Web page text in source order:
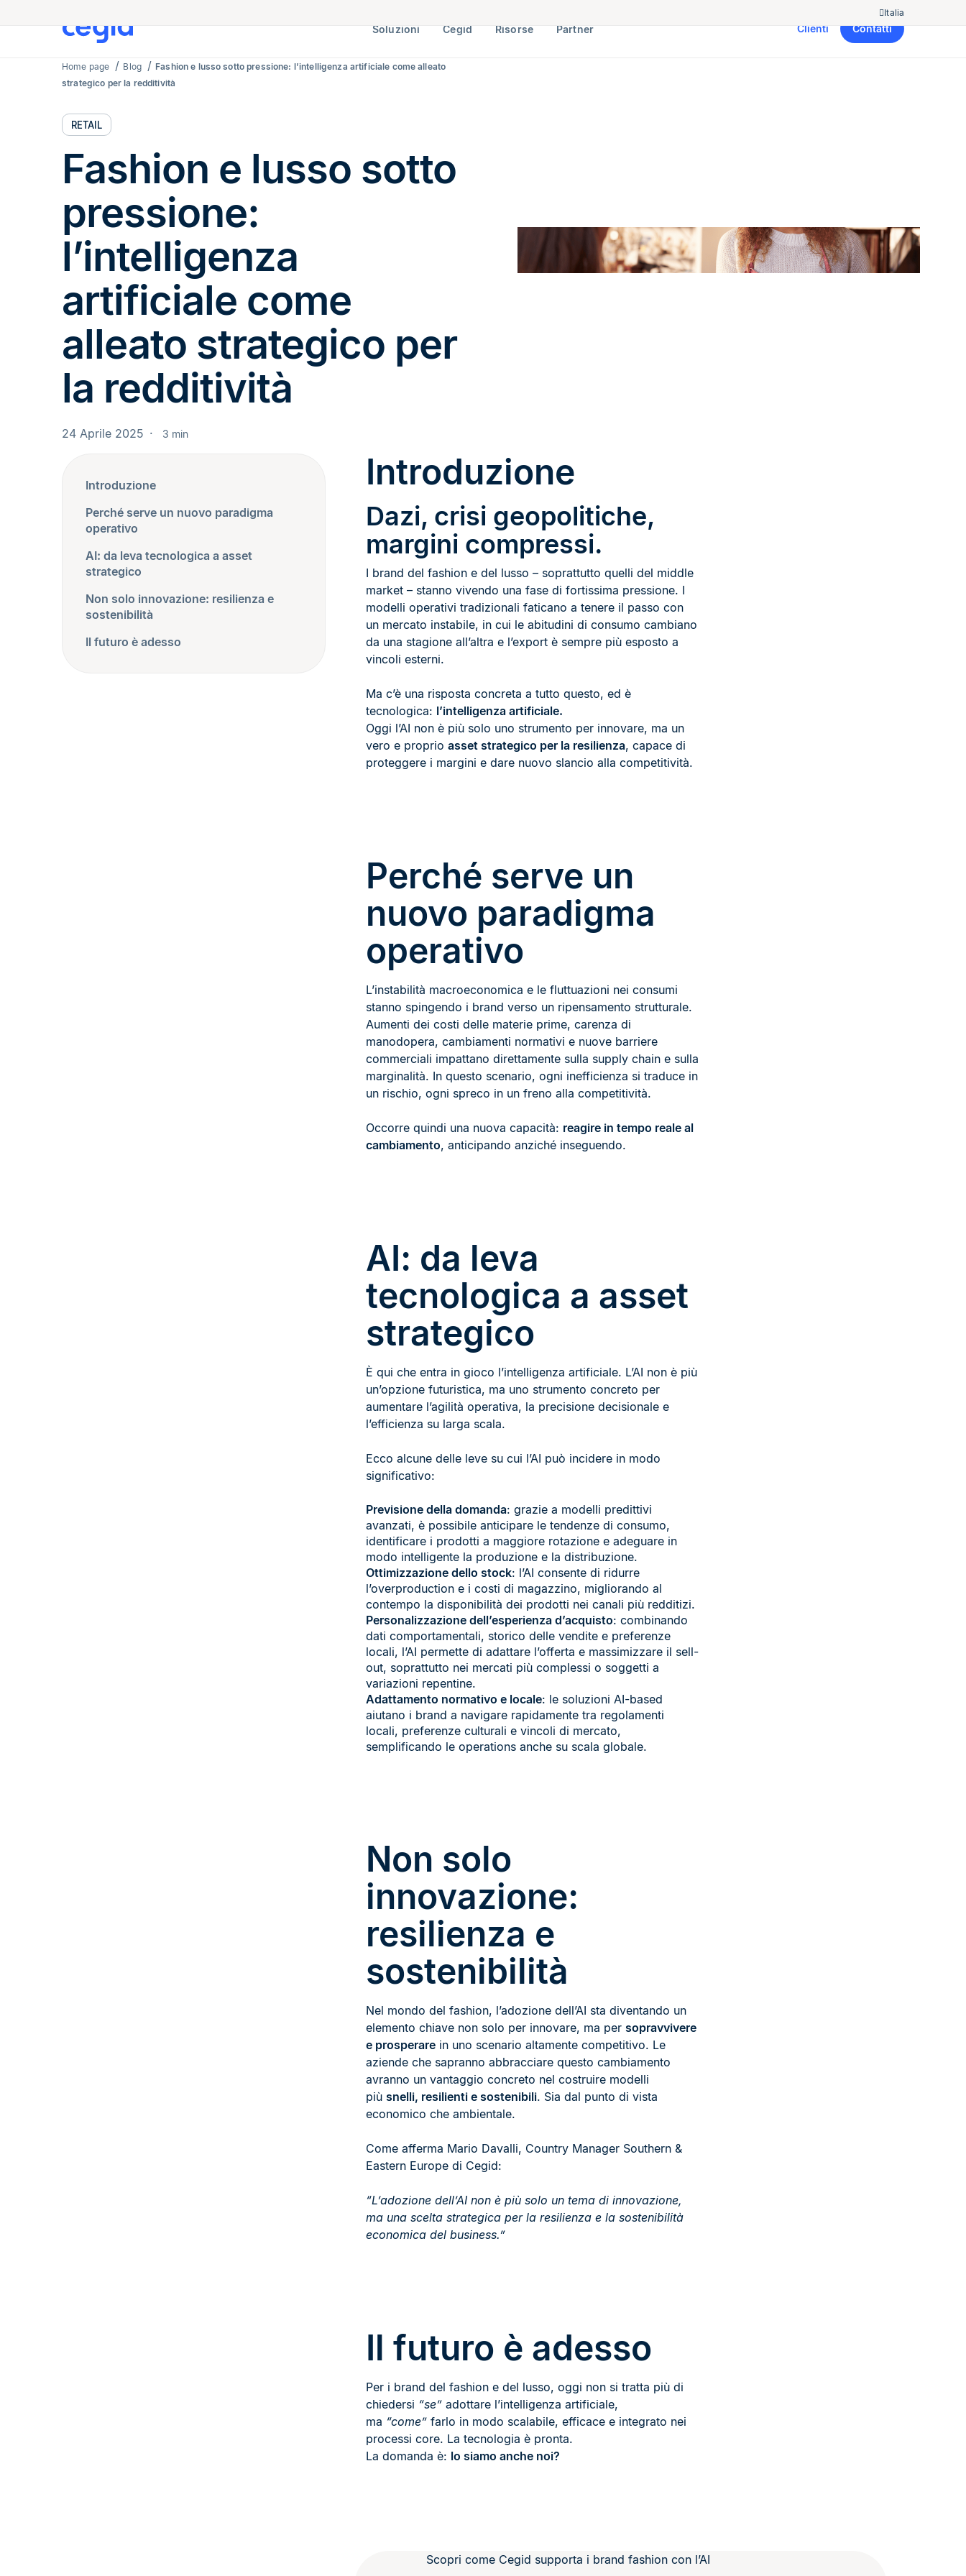
Italia
Soluzioni Cegid Risorse Partner Clienti Contatti
Home page Blog
Fashion e lusso sotto pressione: l’intelligenza artificiale come alleato
strategico per la redditività
RETAIL
Fashion e lusso sotto
pressione:
l’intelligenza
artificiale come
alleato strategico per
la redditività
24 Aprile 2025 3 min
Introduzione
Perché serve un nuovo paradigma
operativo
AI: da leva tecnologica a asset
strategico
Non solo innovazione: resilienza e
sostenibilità
Il futuro è adesso
Introduzione
Dazi, crisi geopolitiche,
margini compressi.
I brand del fashion e del lusso – soprattutto quelli del middle
market – stanno vivendo una fase di fortissima pressione. I
modelli operativi tradizionali faticano a tenere il passo con
un mercato instabile, in cui le abitudini di consumo cambiano
da una stagione all’altra e l’export è sempre più esposto a
vincoli esterni.
Ma c’è una risposta concreta a tutto questo, ed è
tecnologica: l’intelligenza artificiale.
Oggi l’AI non è più solo uno strumento per innovare, ma un
vero e proprio asset strategico per la resilienza, capace di
proteggere i margini e dare nuovo slancio alla competitività.
Perché serve un
nuovo paradigma
operativo
L’instabilità macroeconomica e le fluttuazioni nei consumi
stanno spingendo i brand verso un ripensamento strutturale.
Aumenti dei costi delle materie prime, carenza di
manodopera, cambiamenti normativi e nuove barriere
commerciali impattano direttamente sulla supply chain e sulla
marginalità. In questo scenario, ogni inefficienza si traduce in
un rischio, ogni spreco in un freno alla competitività.
Occorre quindi una nuova capacità: reagire in tempo reale al
cambiamento, anticipando anziché inseguendo.
AI: da leva
tecnologica a asset
strategico
È qui che entra in gioco l’intelligenza artificiale. L’AI non è più
un’opzione futuristica, ma uno strumento concreto per
aumentare l’agilità operativa, la precisione decisionale e
l’efficienza su larga scala.
Ecco alcune delle leve su cui l’AI può incidere in modo
significativo:
Previsione della domanda: grazie a modelli predittivi
avanzati, è possibile anticipare le tendenze di consumo,
identificare i prodotti a maggiore rotazione e adeguare in
modo intelligente la produzione e la distribuzione.
Ottimizzazione dello stock: l’AI consente di ridurre
l’overproduction e i costi di magazzino, migliorando al
contempo la disponibilità dei prodotti nei canali più redditizi.
Personalizzazione dell’esperienza d’acquisto: combinando
dati comportamentali, storico delle vendite e preferenze
locali, l’AI permette di adattare l’offerta e massimizzare il sell-
out, soprattutto nei mercati più complessi o soggetti a
variazioni repentine.
Adattamento normativo e locale: le soluzioni AI-based
aiutano i brand a navigare rapidamente tra regolamenti
locali, preferenze culturali e vincoli di mercato,
semplificando le operations anche su scala globale.
Non solo
innovazione:
resilienza e
sostenibilità
Nel mondo del fashion, l’adozione dell’AI sta diventando un
elemento chiave non solo per innovare, ma per sopravvivere
e prosperarein uno scenario altamente competitivo. Le
aziende che sapranno abbracciare questo cambiamento
avranno un vantaggio concreto nel costruire modelli
più snelli, resilienti e sostenibili. Sia dal punto di vista
economico che ambientale.
Come afferma Mario Davalli, Country Manager Southern &
Eastern Europe di Cegid:
“L’adozione dell’AI non è più solo un tema di innovazione,
ma una scelta strategica per la resilienza e la sostenibilità
economica del business.”
Il futuro è adesso
Per i brand del fashion e del lusso, oggi non si tratta più di
chiedersi “se”adottare l’intelligenza artificiale,
ma “come”farlo in modo scalabile, efficace e integrato nei
processi core. La tecnologia è pronta.
La domanda è: lo siamo anche noi?
Scopri come Cegid supporta i brand fashion con l’AI